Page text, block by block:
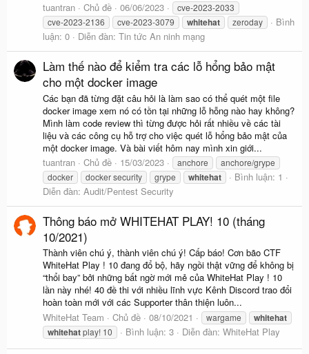
tuantran
Chủ đề 06/06/2023
cve-2023-2033
cve-2023-2136
cve-2023-3079 whitehat zeroday
Bình
luận: 0
Diễn đàn: Tin tức An ninh mạng
Làm thế nào để kiểm tra các lỗ hổng bảo mật
cho một docker image
Các bạn đã từng đặt câu hỏi là làm sao có thể quét một file
docker image xem nó có tồn tại những lỗ hỗng nào hay không?
Mình làm code review thì từng được hỏi rất nhiều về các tài
liệu và các công cụ hỗ trợ cho việc quét lỗ hổng bảo mật của
một docker image. Và bài viết hôm nay mình xin giới...
tuantran
Chủ đề 15/03/2023 anchore
anchore/grype
docker
docker security grype whitehat
Bình luận: 1
Diễn đàn: Audit/Pentest Security
Thông báo mở WHITEHAT PLAY! 10 (tháng
10/2021)
Thành viên chú ý, thành viên chú ý! Cấp báo! Cơn bão CTF
WhiteHat Play ! 10 đang đổ bộ, hãy ngồi thật vững để không bị
“thổi bay” bởi những bất ngờ mới mẻ của WhiteHat Play ! 10
lần này nhé! 40 đề thi với nhiều lĩnh vực Kênh Discord trao đổi
hoàn toàn mới với các Supporter thân thiện luôn...
WhiteHat Team
Chủ đề 08/10/2021 wargame
whitehat
whitehatplay! 10 Bình luận: 3 Diễn đàn: WhiteHat Play